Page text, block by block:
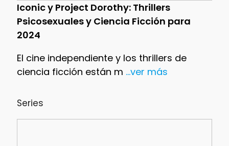
Iconic y Project Dorothy: Thrillers
Psicosexuales y Ciencia Ficción para
2024
El cine independiente y los thrillers de
ciencia ficción están m ...ver más
Series